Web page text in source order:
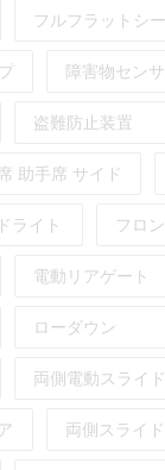
フルフラットシ
障害物セン
盗難防止装置
助手席 サイド
ライト フロ
電動リアゲート
ローダウン
両側電動スライ
両側スライ